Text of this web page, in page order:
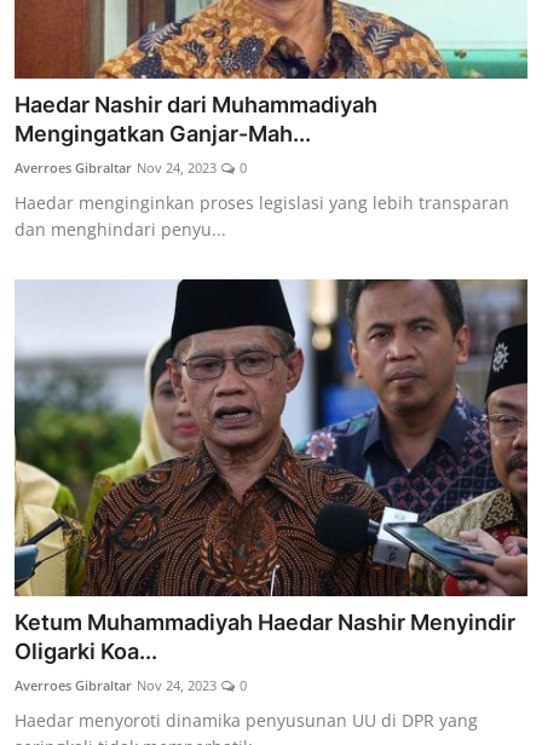
Haedar Nashir dari Muhammadiyah
Mengingatkan Ganjar-Mah...
Averroes Gibraltar Nov 24, 2023 0
Haedar menginginkan proses legislasi yang lebih transparan
dan menghindari penyu...
Ketum Muhammadiyah Haedar Nashir Menyindir
Oligarki Koa...
Averroes Gibraltar Nov 24, 2023 0
Haedar menyoroti dinamika penyusunan UU di DPR yang